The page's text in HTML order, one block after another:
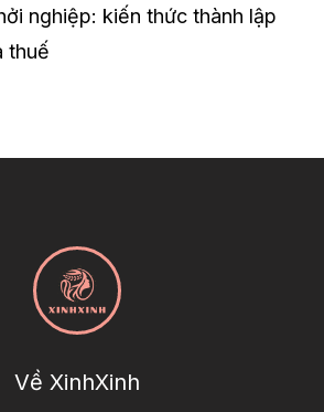
nghiệp: kiến thức thành lập
thuế
Về XinhXinh